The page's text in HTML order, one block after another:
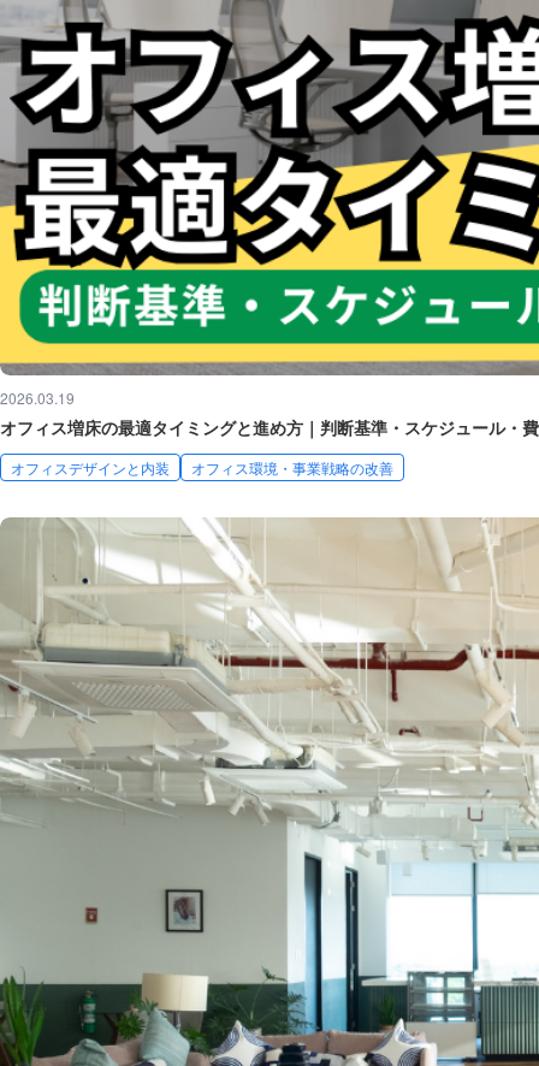
2026.03.19
オフィス増床の最適タイミングと進め方｜判断基準・スケジュール・
オフィスデザインと内装 オフィス環境・事業戦略の改善